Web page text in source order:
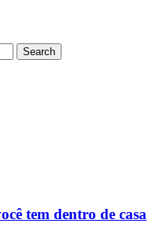
Search
tem dentro de casa